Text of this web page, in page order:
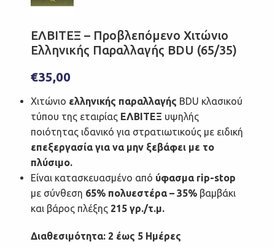
ΕΛΒΙΤΕΞ – Προβλεπόμενο Χιτώνιο
Ελληνικής Παραλλαγής BDU (65/35)
€35,00
Χιτώνιο ελληνικής παραλλαγής BDU κλασικού
τύπου της εταιρίας ΕΛΒΙΤΕΞ υψηλής
ποιότητας ιδανικό για στρατιωτικούς με ειδική
επεξεργασία για να μην ξεβάφει με το
πλύσιμο.
Είναι κατασκευασμένο από ύφασμα rip-stop
με σύνθεση 65% πολυεστέρα – 35% βαμβάκι
και βάρος πλέξης 215 γρ./τ.μ.
Διαθεσιμότητα: 2 έως 5 Ημέρες